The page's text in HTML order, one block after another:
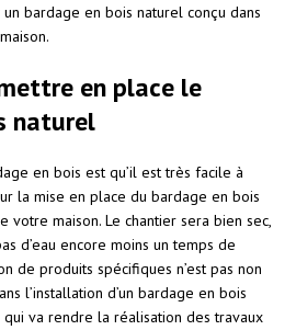
bardage en bois naturel conçu dans
en place le
naturel
en bois est qu’il est très facile à
la mise en place du bardage en bois
maison. Le chantier sera bien sec,
d’eau encore moins un temps de
de produits spécifiques n’est pas non
l’installation d’un bardage en bois
va rendre la réalisation des travaux